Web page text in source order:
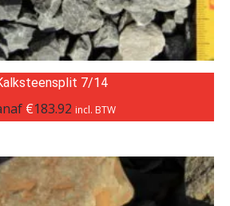
7/14
€183.92 incl. BTW